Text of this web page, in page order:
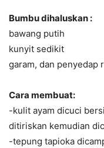
Bumbu dihaluskan :
bawang putih
kunyit sedikit
garam, dan penyedap
Cara membuat:
-kulit ayam dicuci
ditiriskan kemudian
-tepung tapioka